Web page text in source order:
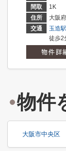
間取
1K
住所
大阪府
交通
玉造駅
徒歩2
物件
大阪市中央区